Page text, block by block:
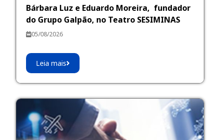
Bárbara Luz e Eduardo Moreira, fundador
do Grupo Galpão, no Teatro SESIMINAS
05/08/2026
Leia mais